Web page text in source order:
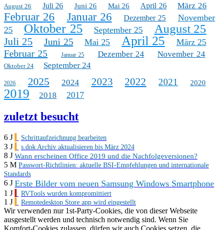
August 26 Juli 26 Juni 26 Mai 26 April 26 März 26
Februar 26 Januar 26 Dezember 25
November
25
Oktober 25 September 25 August 25
Juli 25 Juni 25 Mai 25 April 25 März 25
Februar 25 Januar 25 Dezember 24 November 24
Oktober 24 September 24
2026 2025 2024 2023 2022 2021 2020
2019 2018 2017
zuletzt besucht
6 J Schrittaufzeichnung bearbeiten
3 J s.dok Archiv aktualisieren bis März 2024
8 J Wann erscheinen Office 2019 und die Nachfolgeversionen?
5 M Passwort-Richtlinien: aktuelle BSI-Empfehlungen und internationale
Standards
6 J Erste Bilder vom neuen Samsung Windows Smartphone
1 J RVTools wurden kompromittiert
1 J Remotedesktop Store app wird eingestellt
Wir verwenden nur 1st-Party-Cookies, die von dieser Webseite
ausgestellt werden und technisch notwendig sind. Wenn Sie